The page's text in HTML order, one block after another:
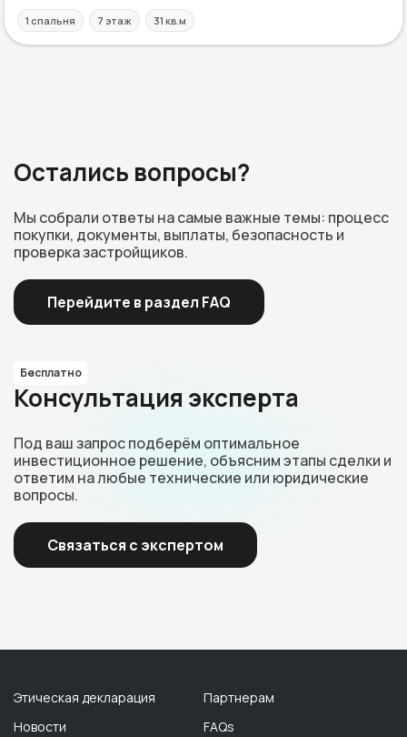
1 спальня 7 этаж 31 кв.м
Остались вопросы?
Мы собрали ответы на самые важные темы: процесс
покупки, документы, выплаты, безопасность и
проверка застройщиков.
Перейдите в раздел FAQ
Бесплатно
Консультация эксперта
Под ваш запрос подберём оптимальное
инвестиционное решение, объясним этапы сделки и
ответим на любые технические или юридические
вопросы.
Связаться с экспертом
Этическая декларация
Новости
Партнерам
FAQs